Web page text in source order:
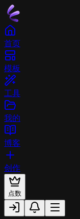
首页
模板
工具
我的
博客
创作
点数